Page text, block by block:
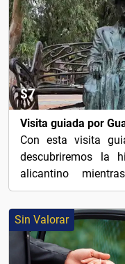
$7
Visita guiada por
Con esta visita
descubriremos la
alicantino
atractivos.
Sin Valorar